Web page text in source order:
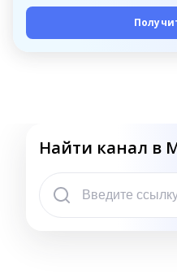
Найти канал в